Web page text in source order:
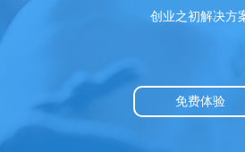
婆服装net
婆服装普及版
婆ishop SAAS
管家婆汽配汽修
管家婆皮革布匹
创业之初解决方
免费体验